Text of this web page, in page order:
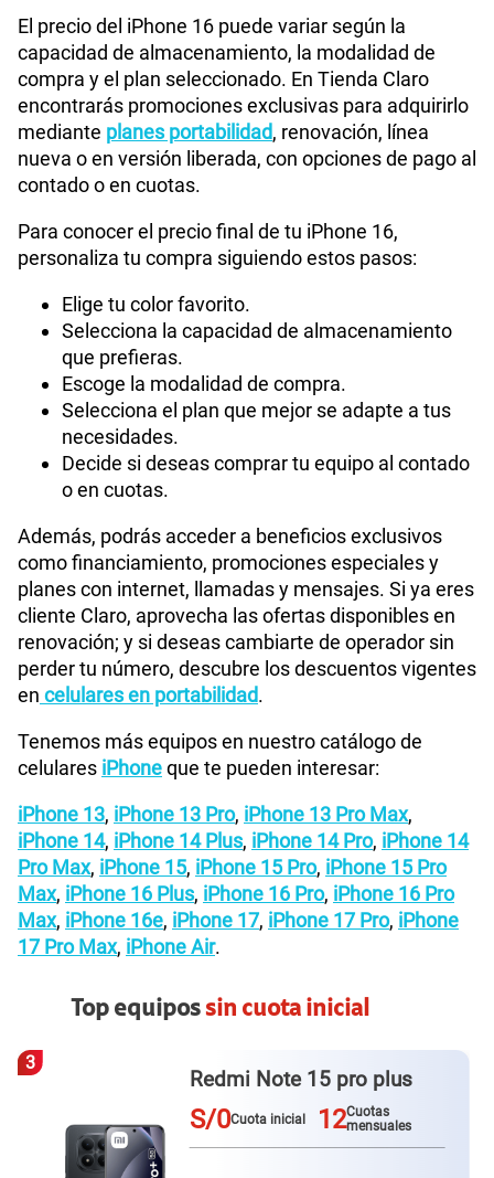
El precio del iPhone 16 puede variar según la
capacidad de almacenamiento, la modalidad de
compra y el plan seleccionado. En Tienda Claro
encontrarás promociones exclusivas para adquirirlo
mediante planes portabilidad, renovación, línea
nueva o en versión liberada, con opciones de pago al
contado o en cuotas.
Para conocer el precio final de tu iPhone 16,
personaliza tu compra siguiendo estos pasos:
Elige tu color favorito.
Selecciona la capacidad de almacenamiento
que prefieras.
Escoge la modalidad de compra.
Selecciona el plan que mejor se adapte a tus
necesidades.
Decide si deseas comprar tu equipo al contado
o en cuotas.
Además, podrás acceder a beneficios exclusivos
como financiamiento, promociones especiales y
planes con internet, llamadas y mensajes. Si ya eres
cliente Claro, aprovecha las ofertas disponibles en
renovación; y si deseas cambiarte de operador sin
perder tu número, descubre los descuentos vigentes
en celulares en portabilidad.
Tenemos más equipos en nuestro catálogo de
celulares iPhoneque te pueden interesar:
iPhone 13, iPhone 13 Pro, iPhone 13 Pro Max,
iPhone 14, iPhone 14 Plus, iPhone 14 Pro, iPhone 14
Pro Max, iPhone 15, iPhone 15 Pro, iPhone 15 Pro
Max, iPhone 16 Plus, iPhone 16 Pro, iPhone 16 Pro
Max, iPhone 16e, iPhone 17, iPhone 17 Pro, iPhone
17 Pro Max, iPhone Air.
Top equipossin cuota inicial
Note 15 pro plus
12 Cuotas
mensuales